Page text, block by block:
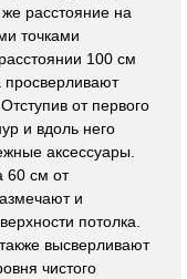
расстояние на
точками
100 см
просверливают
от первого
и вдоль него
аксессуары.
60 см от
и
потолка.
высверливают
чистого